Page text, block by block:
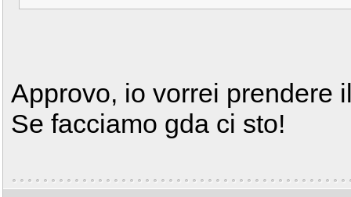
Approvo, io vorrei prendere
Se facciamo gda ci sto!